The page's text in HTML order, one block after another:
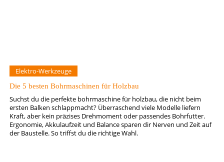
Elektro-Werkzeuge
Die 5 besten Bohrmaschinen für Holzbau
Suchst du die perfekte bohrmaschine für holzbau, die nicht beim
ersten Balken schlappmacht? Überraschend viele Modelle liefern
Kraft, aber kein präzises Drehmoment oder passendes Bohrfutter.
Ergonomie, Akkulaufzeit und Balance sparen dir Nerven und Zeit auf
der Baustelle. So triffst du die richtige Wahl.